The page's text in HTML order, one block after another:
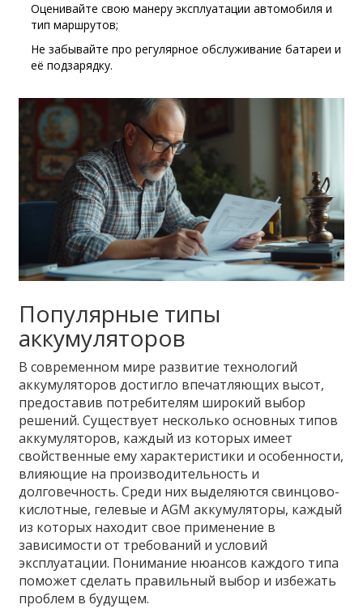
Оценивайте свою манеру эксплуатации автомобиля и
тип маршрутов;
Не забывайте про регулярное обслуживание батареи и
её подзарядку.
Популярные типы
аккумуляторов
В современном мире развитие технологий
аккумуляторов достигло впечатляющих высот,
предоставив потребителям широкий выбор
решений. Существует несколько основных типов
аккумуляторов, каждый из которых имеет
свойственные ему характеристики и особенности,
влияющие на производительность и
долговечность. Среди них выделяются свинцово-
кислотные, гелевые и AGM аккумуляторы, каждый
из которых находит свое применение в
зависимости от требований и условий
эксплуатации. Понимание нюансов каждого типа
поможет сделать правильный выбор и избежать
проблем в будущем.